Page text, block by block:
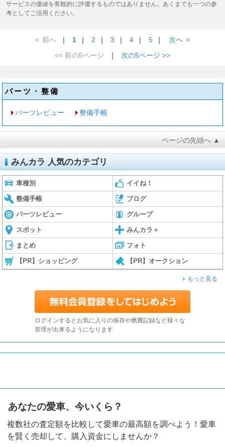
サービスの価値を客観的に評価するものではありません。あくまでも一つの参
考としてご活用ください。
< 前へ ｜ 1 ｜ 2 ｜ 3 ｜ 4 ｜ 5 ｜ 次へ >
<< 前の5ページ
｜ 次の5ページ >>
パーツ・整備
パーツレビュー 整備手帳
ページの先頭へ ▲
みんカラ 人気のカテゴリ
車種別 イイね！
整備手帳 ブログ
パーツレビュー グループ
スポット みんカラ＋
まとめ フォト
【PR】ショッピング 【PR】オークション
もっと見る
ログインするとお気に入りの保存や燃費記録など様々な
管理が出来るようになります
あなたの愛車、今いくら？
複数社の査定額を比較して愛車の最高額を調べよう！愛車
を賢く売却して、購入資金にしませんか？